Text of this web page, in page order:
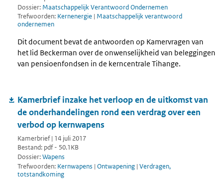
Dossier: Maatschappelijk Verantwoord Ondernemen
Trefwoorden: Kernenergie | Maatschappelijk verantwoord
ondernemen
Dit document bevat de antwoorden op Kamervragen van
het lid Beckerman over de onwenselijkheid van beleggingen
van pensioenfondsen in de kerncentrale Tihange.
Kamerbrief inzake het verloop en de uitkomst van
de onderhandelingen rond een verdrag over een
verbod op kernwapens
Kamerbrief | 14 juli 2017
Bestand: pdf - 50.1KB
Dossier:Wapens
Trefwoorden: Kernwapens | Ontwapening | Verdragen,
totstandkoming